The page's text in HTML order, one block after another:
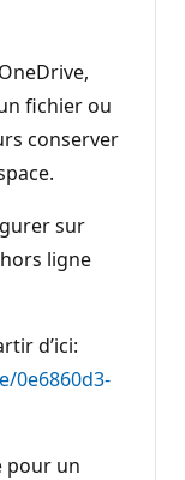
fichier ou
conserver
sur
ligne
d’ici:
0e6860d3-
pour un